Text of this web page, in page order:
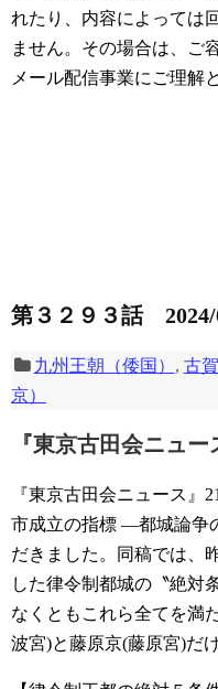
れたり、内容によっては
ません。その場合は、ご
メール配信事業にご理解
第３２９３話 2024/
九州王朝（倭国） , 古
京）
『東京古田会ニュ
『東京古田会ニュース』
市成立の指標 ―都城論争
だきました。同稿では、
した律令制都城の〝絶対
なくともこれら全てを満
波宮)と藤原京(藤原宮)だ